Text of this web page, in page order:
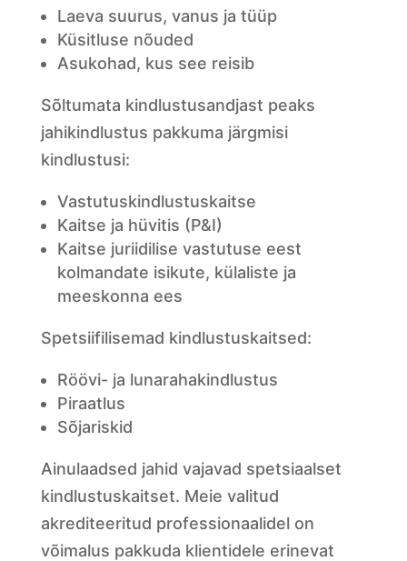
Laeva suurus, vanus ja tüüp
Küsitluse nõuded
Asukohad, kus see reisib
Sõltumata kindlustusandjast peaks
jahikindlustus pakkuma järgmisi
kindlustusi:
Vastutuskindlustuskaitse
Kaitse ja hüvitis (P&I)
Kaitse juriidilise vastutuse eest
kolmandate isikute, külaliste ja
meeskonna ees
Spetsiifilisemad kindlustuskaitsed:
Röövi- ja lunarahakindlustus
Piraatlus
Sõjariskid
Ainulaadsed jahid vajavad spetsiaalset
kindlustuskaitset. Meie valitud
akrediteeritud professionaalidel on
võimalus pakkuda klientidele erinevat